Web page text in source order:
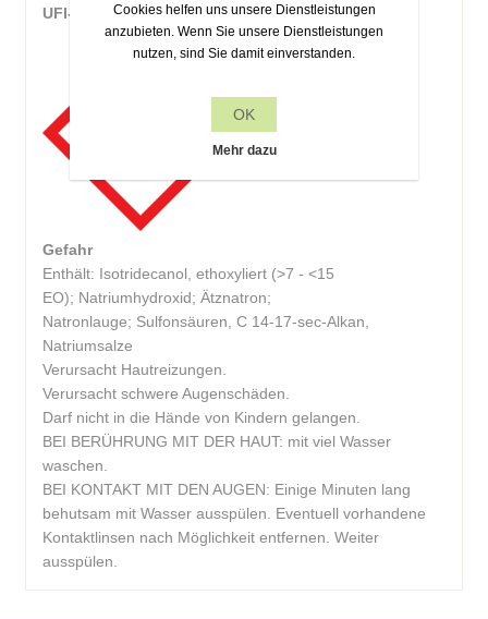
UFI-Code:SK6V-S3PE-410U-U8A3
Gefahr
Enthält: Isotridecanol, ethoxyliert (>7 - <15
EO); Natriumhydroxid; Ätznatron;
Natronlauge; Sulfonsäuren, C 14-17-sec-Alkan,
Natriumsalze
Verursacht Hautreizungen.
Verursacht schwere Augenschäden.
Darf nicht in die Hände von Kindern gelangen.
BEI BERÜHRUNG MIT DER HAUT: mit viel Wasser
waschen.
BEI KONTAKT MIT DEN AUGEN: Einige Minuten lang
behutsam mit Wasser ausspülen. Eventuell vorhandene
Kontaktlinsen nach Möglichkeit entfernen. Weiter
ausspülen.
Cookies helfen uns unsere Dienstleistungen
anzubieten. Wenn Sie unsere Dienstleistungen
nutzen, sind Sie damit einverstanden.
OK
Mehr dazu